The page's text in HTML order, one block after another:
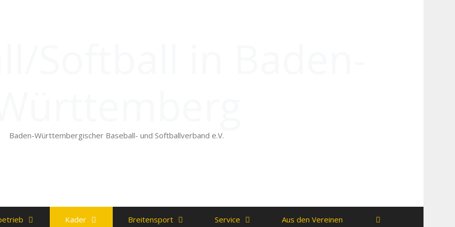
Baden-Württembergischer Baseball- und Softballverband e.V.
Kader Breitensport Service Aus den Vereinen